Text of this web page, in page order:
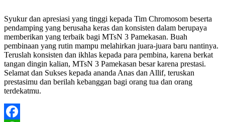
Syukur dan apresiasi yang tinggi kepada Tim Chromosom beserta
pendamping yang berusaha keras dan konsisten dalam berupaya
memberikan yang terbaik bagi MTsN 3 Pamekasan. Buah
pembinaan yang rutin mampu melahirkan juara-juara baru nantinya.
Teruslah konsisten dan ikhlas kepada para pembina, karena berkat
tangan dingin kalian, MTsN 3 Pamekasan besar karena prestasi.
Selamat dan Sukses kepada ananda Anas dan Allif, teruskan
prestasimu dan berilah kebanggan bagi orang tua dan orang
terdekatmu.